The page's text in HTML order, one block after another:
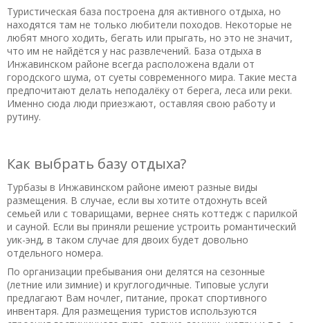
02.03.2020 в 18:14
Великолепная природа и пейзажы. Отзывчивый и
обходительный персонал. Вкусная и обильная еда.
Полезный отзыв? Да (1) Нет(0)
Сысой о Туристический комплекс «Русская
деревня»
пешком нереально (детям 9 лет и 0). Про то, что есть
Рыбалка действительно не очень, т.к. сами видели
местного с мешком рыбы, выловленной в сеть. Про то, что
уборку делают по требованию узнали тоже в последний
день. Думали не делают вообще, хотела сама мыть полы
уж. Детям бы песочек и качели получше хотелось бы. Еда
замечательная, только почему всё время почти курица?
Лучше б подороже, но по разнообразней: рыбу, баранину,
говядину. К повару претензий нет, лишь к курице.) Экология
на 5 с плюсом. И река, и деревня..этот воздух нельзя
7,3
Туристическая база построена для активного отдыха, но
находятся там не только любители походов. Некоторые не
любят много ходить, бегать или прыгать, но это не значит,
что им не найдётся у нас развлечений. База отдыха в
Инжавинском районе всегда расположена вдали от
городского шума, от суеты современного мира. Такие места
предпочитают делать неподалёку от берега, леса или реки.
Именно сюда люди приезжают, оставляя свою работу и
рутину.
Как выбрать базу отдыха?
Турбазы в Инжавинском районе имеют разные виды
размещения. В случае, если вы хотите отдохнуть всей
семьей или с товарищами, вернее снять коттедж с парилкой
и сауной. Если вы приняли решение устроить романтический
уик-энд, в таком случае для двоих будет довольно
отдельного номера.
По организации пребывания они делятся на сезонные
(летние или зимние) и круглогодичные. Типовые услуги
предлагают Вам ночлег, питание, прокат спортивного
инвентаря. Для размещения туристов используются